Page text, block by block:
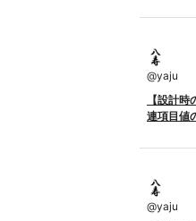
@yaju
【設計
連項目値
@yaju